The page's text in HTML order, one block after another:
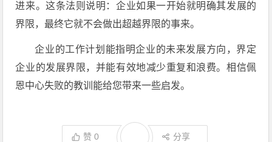
进来。这条法则说明：企业如果一开始就明确其发展的
界限，最终它就不会做出超越界限的事来。
企业的工作计划能指明企业的未来发展方向，界定
企业的发展界限，并能有效地减少重复和浪费。相信佩
恩中心失败的教训能给您带来一些启发。
赞0 分享